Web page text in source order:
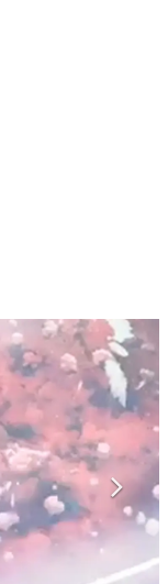
の魅力を画面や操作の
派で骨太な評論連載
ームにまつわる言葉
ー文化史研究家・タ